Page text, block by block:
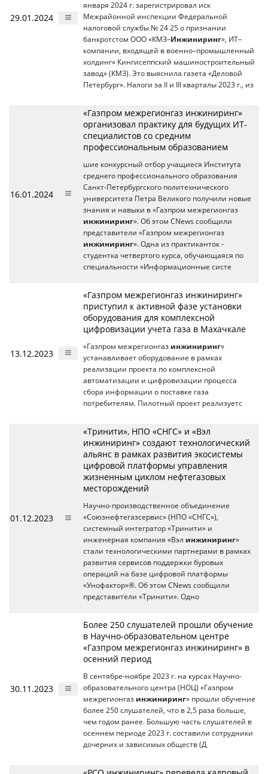
29.01.2024
января 2024 г. зарегистрировал иск
Межрайонной инспекции Федеральной
налоговой службы № 24 25 о признании
банкротстом ООО «КМЗ–Инжиниринг», ИT–
компании, входящей в военно–промышленный
холдинг« Кингисеппский машиностроительный
завод» (КМЗ). Это выяснила газета «Деловой
Петербург». Налоги за II и III кварталы 2023 г., из
16.01.2024
«Газпром межрегионгаз инжиниринг»
организовал практику для будущих ИТ-
специалистов со средним
профессиональным образованием
шие конкурсный отбор учащиеся Института
среднего профессионального образования
Санкт-Петербургского политехнического
университета Петра Великого получили новые
знания и навыки в «Газпром межрегионгаз
инжиниринг». Об этом CNews сообщили
представители «Газпром межрегионгаз
инжиниринг». Одна из практиканток -
студентка четвертого курса, обучающаяся по
специальности «Информационные систе
13.12.2023
«Газпром межрегионгаз инжиниринг»
приступил к активной фазе установки
оборудования для комплексной
цифровизации учета газа в Махачкале
«Газпром межрегионгаз инжиниринг»
устанавливает оборудование в рамках
реализации проекта по комплексной
автоматизации и цифровизации процесса
сбора информации о поставке газа
потребителям. Пилотный проект реализуетс
01.12.2023
«Тринити», НПО «СНГС» и «Вэл
инжиниринг» создают технологический
альянс в рамках развития экосистемы
цифровой платформы управления
жизненным циклом нефтегазовых
месторождений
Научно-производственное объединение
«Союзнефтегазсервис» (НПО «СНГС»),
системный интегратор «Тринити» и
инженерная компания «Вэл инжиниринг»
стали технологическими партнерами в рамках
развития сервисов поддержки буровых
операций на базе цифровой платформы
«Унофактор»®. Об этом CNews сообщили
представители «Тринити». Одно
30.11.2023
Более 250 слушателей прошли обучение
в Научно-образовательном центре
«Газпром межрегионгаз инжиниринг» в
осенний период
В сентябре-ноябре 2023 г. на курсах Научно-
образовательного центра (НОЦ) «Газпром
межрегионгаз инжиниринг» прошли обучение
более 250 слушателей, что в 2,5 раза больше,
чем годом ранее. Большую часть слушателей в
осеннем периоде 2023 г. составили сотрудники
дочерних и зависимых обществ (Д